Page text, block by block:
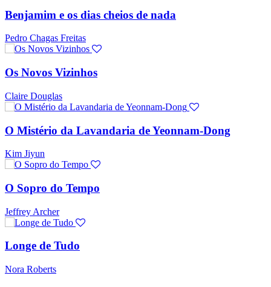
Benjamim e os dias cheios de nada
Pedro Chagas Freitas
Os Novos Vizinhos
Claire Douglas
O Mistério da Lavandaria de Yeonnam-Dong
Kim Jiyun
O Sopro do Tempo
Jeffrey Archer
Longe de Tudo
Nora Roberts